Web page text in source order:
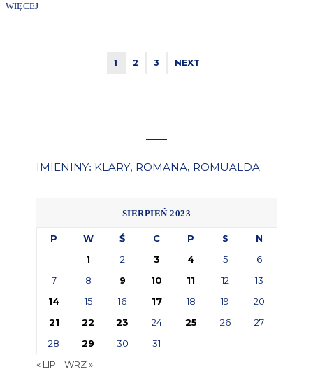
WIĘCEJ
1 2 3 NEXT
IMIENINY: KLARY, ROMANA, ROMUALDA
SIERPIEŃ 2023
P W Ś C P S
N
1
2 3 4 5
6
7
8 9 10 11 12
13
14
15 16 17 18 19
20
21
22 23 24 25 26
27
28
29 30
31
« LIP
WRZ »